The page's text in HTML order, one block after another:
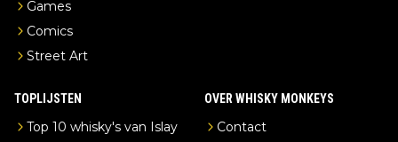
Games
Comics
Street Art
TOPLIJSTEN
Top 10 whisky's van Islay
OVER WHISKY MONKEYS
Contact